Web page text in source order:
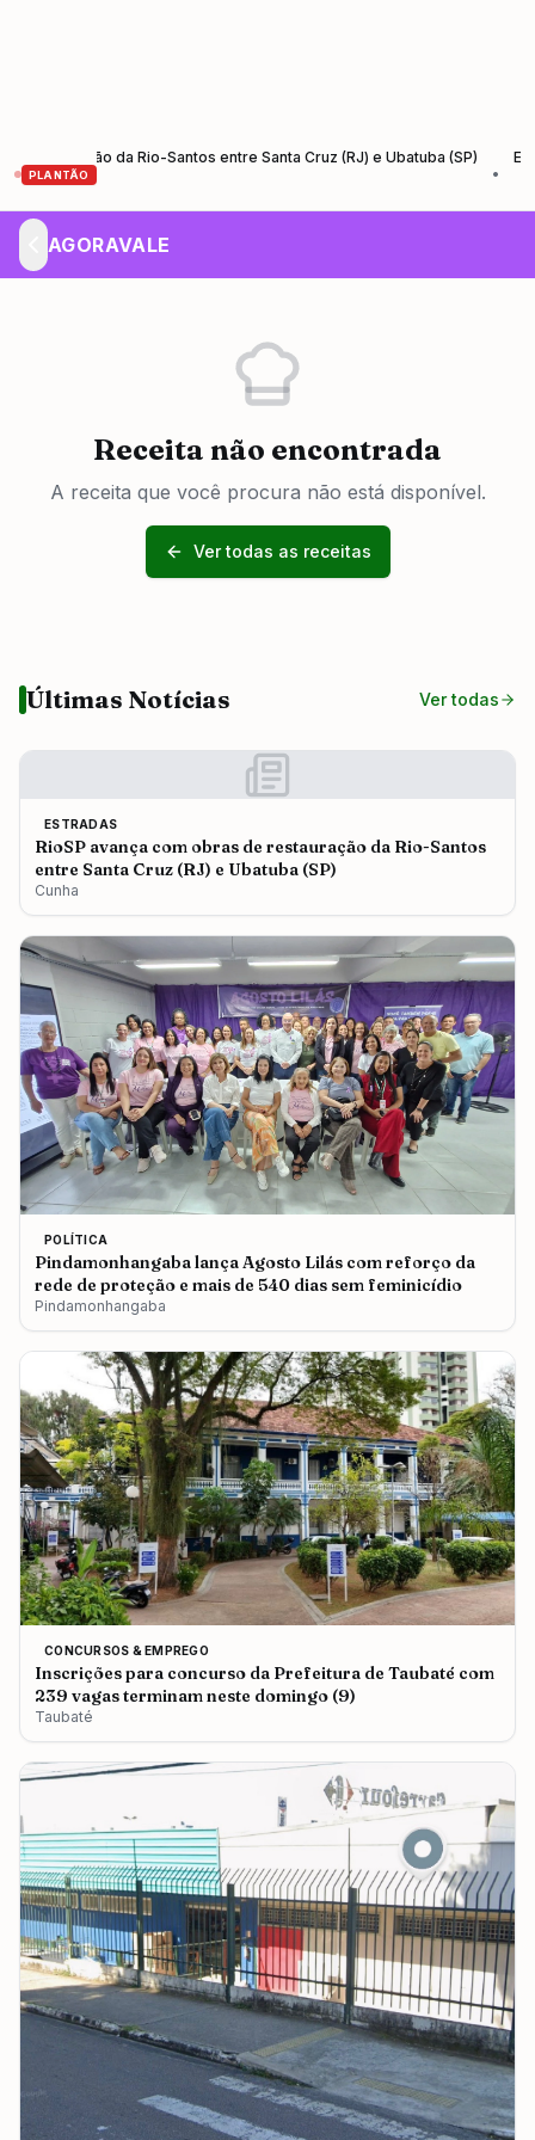
PLANTÃO
da Rio-Santos entre Santa Cruz (RJ) e Ubatuba (SP)
AGORAVALE
Receita não encontrada
A receita que você procura não está disponível.
Ver todas as receitas
Últimas Notícias Ver todas
ESTRADAS
RioSP avança com obras de restauração da Rio-Santos
entre Santa Cruz (RJ) e Ubatuba (SP)
Cunha
POLÍTICA
Pindamonhangaba lança Agosto Lilás com reforço da
rede de proteção e mais de 540 dias sem feminicídio
Pindamonhangaba
CONCURSOS & EMPREGO
Inscrições para concurso da Prefeitura de Taubaté com
239 vagas terminam neste domingo (9)
Taubaté